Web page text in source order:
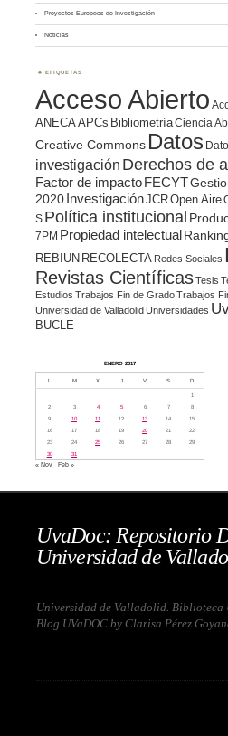
Proyectos Europeos de Investigación
Noticias
ETIQUETAS
Acceso Abierto
ANECAAPCs BibliometríaCiencia
Creative Commons Datos
investigación Derechos de
Factor de impacto FECYT
2020 InvestigaciónJCROpen Aire
S Política institucional
7PM Propiedad intelectual
REBIUN RECOLECTA Redes Sociales
Revistas CientíficasTesis
Estudios Trabajos Fin de GradoTrabajos
Universidad de Valladolid Universidades
BUCLE
ENERO 2017
L M X J V S D
1
2
3 4 5 6 7
8
9
10 11 12 13 14
15
16
17 18 19 20 21
22
23
24 25 26 27 28
29
30
31
« Nov Feb »
UvaDoc: Repositorio
Universidad de
Universidad de Valladolid. Biblioteca
Blog UVaDOC by Clarisa Pérez